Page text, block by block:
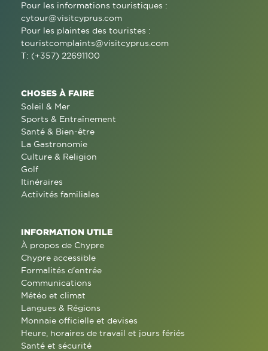
Pour les informations touristiques :
cytour@visitcyprus.com
Pour les plaintes des touristes :
touristcomplaints@visitcyprus.com
T: (+357) 22691100
CHOSES À FAIRE
Soleil & Mer
Sports & Entraînement
Santé & Bien-être
La Gastronomie
Culture & Religion
Golf
Itinéraires
Activités familiales
INFORMATION UTILE
À propos de Chypre
Chypre accessible
Formalités d'entrée
Communications
Météo et climat
Langues & Régions
Monnaie officielle et devises
Heure, horaires de travail et jours fériés
Santé et sécurité